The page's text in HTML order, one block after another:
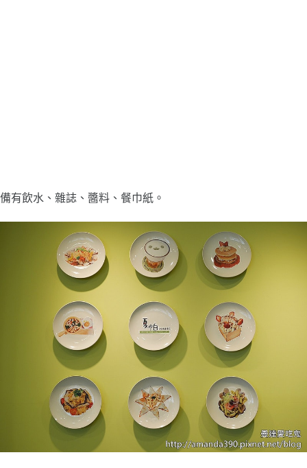
備有飲水、雜誌、醬料、餐巾紙。